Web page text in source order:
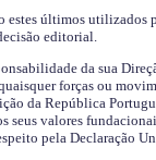
últimos utilizados
editorial.
da sua
forças ou
da República
seus valores
pela Declaração